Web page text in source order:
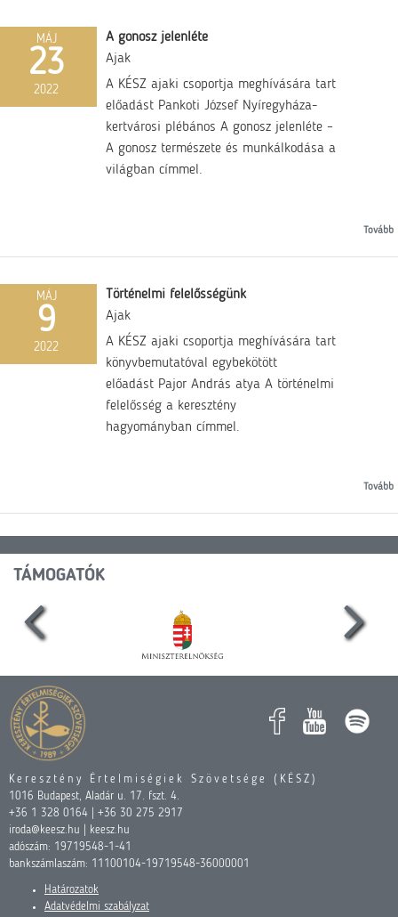
MÁJ
23
2022
A gonosz jelenléte
Ajak
A KÉSZ ajaki csoportja meghívására tart
előadást Pankoti József Nyíregyháza-
kertvárosi plébános A gonosz jelenléte –
A gonosz természete és munkálkodása a
világban címmel.
Tovább
MÁJ
9
2022
Történelmi felelősségünk
Ajak
A KÉSZ ajaki csoportja meghívására tart
könyvbemutatóval egybekötött
előadást Pajor András atya A történelmi
felelősség a keresztény
hagyományban címmel.
Tovább
TÁMOGATÓK
Keresztény Értelmiségiek Szövetsége (KÉSZ)
1016 Budapest, Aladár u. 17. fszt. 4.
+36 1 328 0164 | +36 30 275 2917
iroda@keesz.hu | keesz.hu
adószám: 19719548-1-41
bankszámlaszám: 11100104-19719548-36000001
Határozatok
Adatvédelmi szabályzat